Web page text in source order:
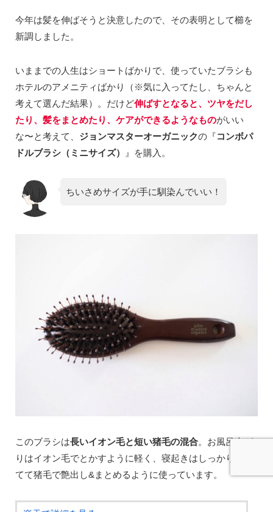
今年は髪を伸ばそうと決意したので、その表明として櫛を
新調しました。
いままでの人生はショートばかりで、使っていたブラシも
ホテルのアメニティばかり（※気に入ってたし、ちゃんと
考えて選んだ結果）。だけど伸ばすとなると、ツヤをだし
たり、髪をまとめたり、ケアができるようなものがいい
な〜と考えて、 ジョンマスターオーガニックの『コンボパ
ドルブラシ（ミニサイズ）
』を購入。
ちいさめサイズが手に馴染んでいい！
このブラシは長いイオン毛と短い猪毛の混合。お風呂上が
りはイオン毛でとかすように軽く、寝起きはしっかりと当
てて猪毛で艶出し&まとめるように使っています。